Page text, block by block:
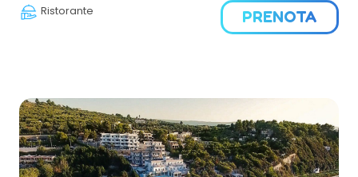
Ristorante
PRENOTA